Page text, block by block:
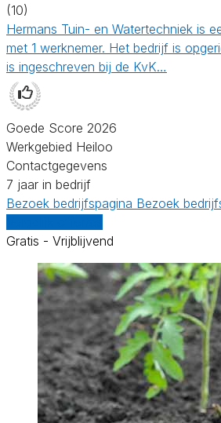
(10)
Hermans Tuin- en Watertechniek is
met 1 werknemer. Het bedrijf is
is ingeschreven bij de KvK…
Goede Score 2026
Werkgebied Heiloo
Contactgegevens
7 jaar in bedrijf
Bezoek bedrijfspagina Bezoek
Gratis - Vrijblijvend